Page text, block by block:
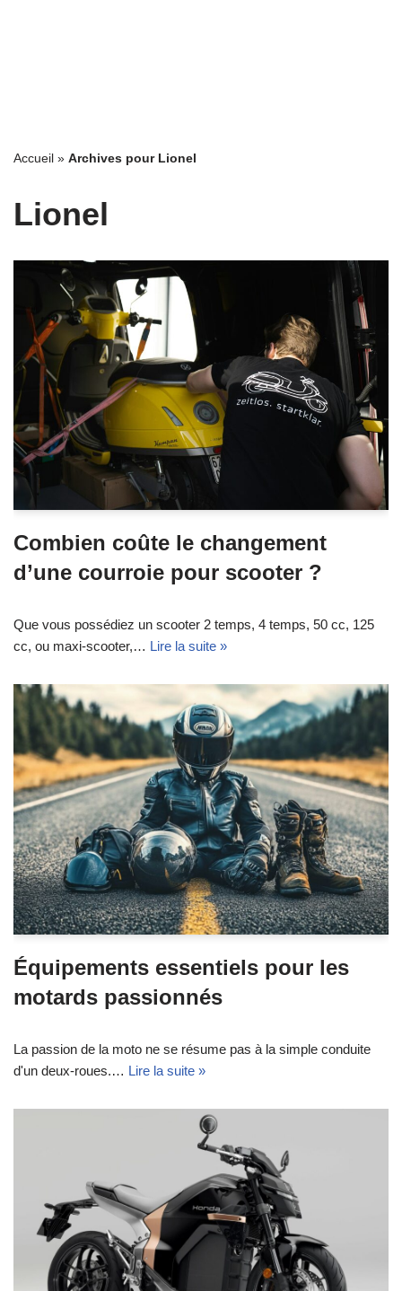
Accueil » Archives pour Lionel
Lionel
Combien coûte le changement
d’une courroie pour scooter ?
Que vous possédiez un scooter 2 temps, 4 temps, 50 cc, 125
cc, ou maxi-scooter,… Lire la suite »
Équipements essentiels pour les
motards passionnés
La passion de la moto ne se résume pas à la simple conduite
d'un deux-roues.… Lire la suite »